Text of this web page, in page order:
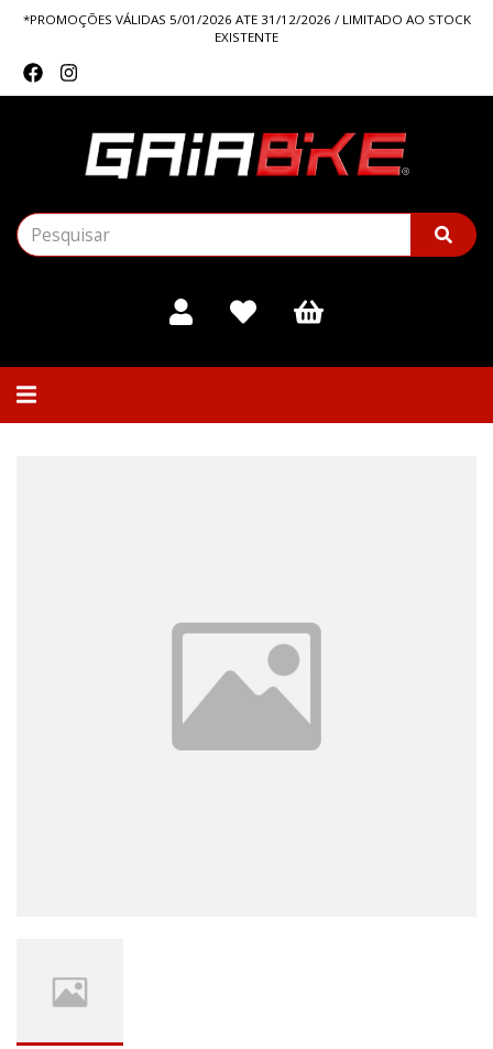
*PROMOÇÕES VÁLIDAS 5/01/2026 ATE 31/12/2026 / LIMITADO AO STOCK
EXISTENTE
Alternar